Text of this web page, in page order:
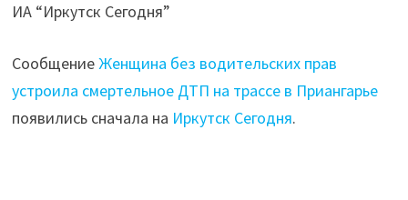
ИА “Иркутск Сегодня”
СообщениеЖенщина без водительских прав
устроила смертельное ДТП на трассе в Приангарье
появились сначала на Иркутск Сегодня.